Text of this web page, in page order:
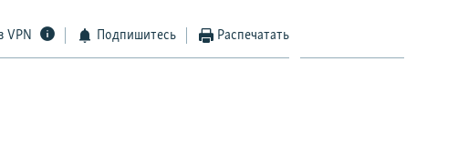
VPN Подпишитесь Распечатать